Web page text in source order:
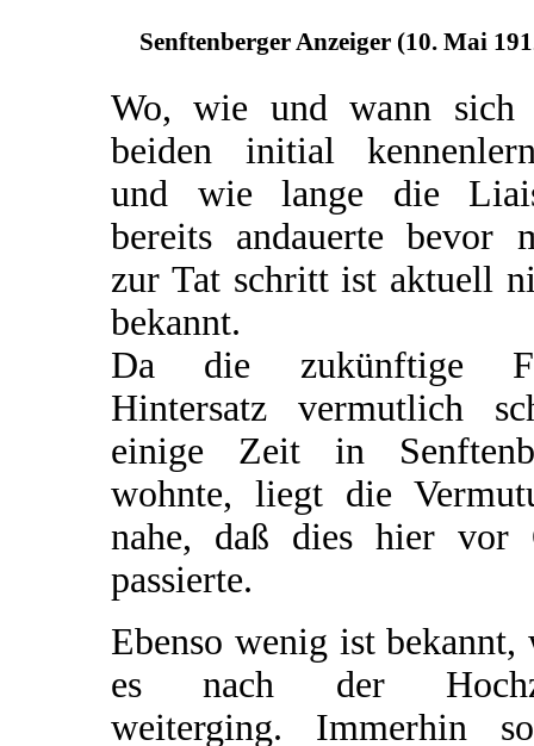
Senftenberger Anzeiger (10. Mai
Wo, wie und wann sich
beiden initial
und wie lange die
bereits andauerte bevor
zur Tat schritt ist aktuell
bekannt.
Da die zukünftige
Hintersatz vermutlich
einige Zeit in
wohnte, liegt die
nahe, daß dies hier vor
passierte.
Ebenso wenig ist bekannt,
es nach der
weiterging. Immerhin